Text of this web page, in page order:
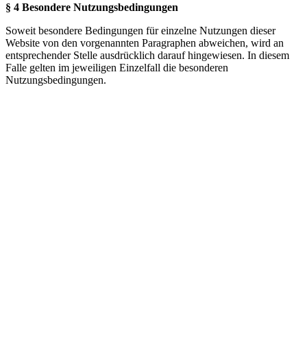
§ 4 Besondere Nutzungsbedingungen
Soweit besondere Bedingungen für einzelne Nutzungen dieser
Website von den vorgenannten Paragraphen abweichen, wird an
entsprechender Stelle ausdrücklich darauf hingewiesen. In diesem
Falle gelten im jeweiligen Einzelfall die besonderen
Nutzungsbedingungen.